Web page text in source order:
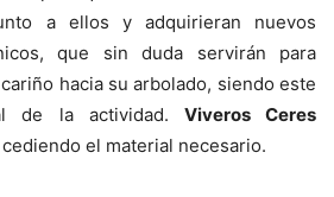
a ellos y adquirieran nuevos
que sin duda servirán para
hacia su arbolado, siendo este
de la actividad. Viveros Ceres
el material necesario.